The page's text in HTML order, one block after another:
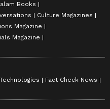
Books
Culture Magazines
Magazine
Magazine
Technologies
Fact Check News